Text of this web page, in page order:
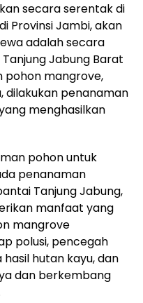
secara serentak di
Provinsi Jambi, akan
adalah secara
Jabung Barat
pohon mangrove,
dilakukan penanaman
menghasilkan
pohon untuk
penanaman
Tanjung Jabung,
manfaat yang
mangrove
polusi, pencegah
hutan kayu, dan
dan berkembang